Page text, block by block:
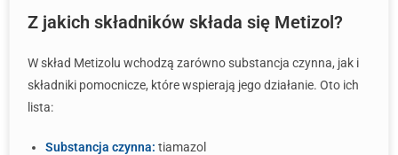
Z jakich składników składa się Metizol?
W skład Metizolu wchodzą zarówno substancja czynna, jak i
składniki pomocnicze, które wspierają jego działanie. Oto ich
lista:
Substancja czynna: tiamazol